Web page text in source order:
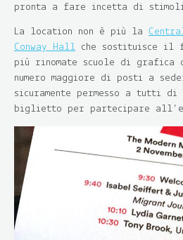
pronta a fare incetta di
La location non è più la
Conway Hall che sostituisce il
più rinomate scuole di grafica
numero maggiore di posti a
sicuramente permesso a tutti di
biglietto per partecipare